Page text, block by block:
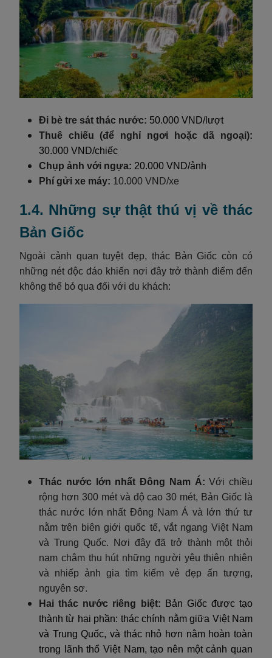
Đi bè tre sát thác nước: 50.000 VND/lượt
Thuê chiếu (để nghỉ ngơi hoặc dã ngoại):
30.000 VND/chiếc
Chụp ảnh với ngựa: 20.000 VND/ảnh
Phí gửi xe máy: 10.000 VND/xe
1.4. Những sự thật thú vị về thác
Bản Giốc
Ngoài cảnh quan tuyệt đẹp, thác Bản Giốc còn có
những nét độc đáo khiến nơi đây trở thành điểm đến
không thể bỏ qua đối với du khách:
Thác nước lớn nhất Đông Nam Á:Với chiều
rộng hơn 300 mét và độ cao 30 mét, Bản Giốc là
thác nước lớn nhất Đông Nam Á và lớn thứ tư
nằm trên biên giới quốc tế, vắt ngang Việt Nam
và Trung Quốc. Nơi đây đã trở thành một thỏi
nam châm thu hút những người yêu thiên nhiên
và nhiếp ảnh gia tìm kiếm vẻ đẹp ấn tượng,
nguyên sơ.
Hai thác nước riêng biệt:
Bản Giốc được tạo
thành từ hai phần: thác chính nằm giữa Việt Nam
và Trung Quốc, và thác nhỏ hơn nằm hoàn toàn
trong lãnh thổ Việt Nam, tạo nên một cảnh quan